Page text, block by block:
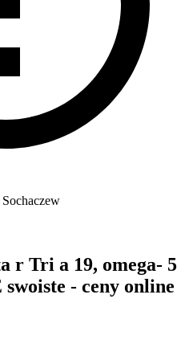
r Tri a 19, omega- 5
- ceny online